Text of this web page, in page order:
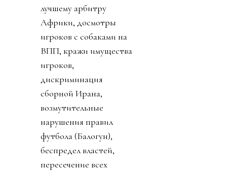
лучшему арбитру
Африки, досмотры
игроков с собаками на
ВПП, кражи имущества
игроков,
дискриминация
сборной Ирана,
возмутительные
нарушения правил
футбола (Балогун),
беспредел властей,
пересечение всех